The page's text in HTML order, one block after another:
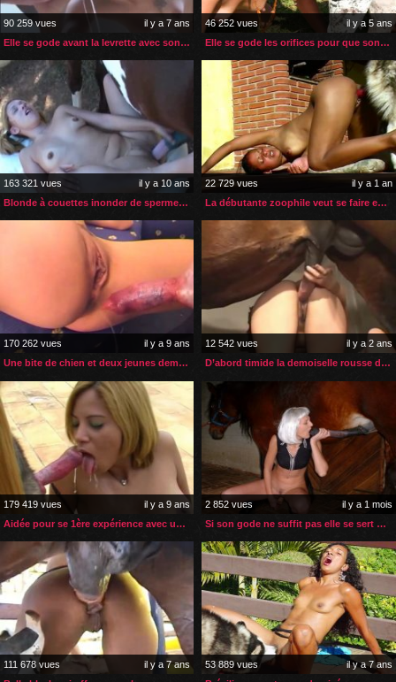
90 259 vues
il y a 7 ans
Elle se gode avant la levrette avec son cheval
46 252 vues
il y a 5 ans
Elle se gode les orifices pour que son chien la nique à fond
163 321 vues
il y a 10 ans
Blonde à couettes inonder de sperme de cheval
22 729 vues
il y a 1 an
La débutante zoophile veut se faire enculer par son chien
170 262 vues
il y a 9 ans
Une bite de chien et deux jeunes demoiselles
12 542 vues
il y a 2 ans
D’abord timide la demoiselle rousse devient vite zoophile
179 419 vues
il y a 9 ans
Aidée pour se 1ère expérience avec un chien
2 852 vues
il y a 1 mois
Si son gode ne suffit pas elle se sert de la bite de son cheval
111 678 vues
il y a 7 ans
53 889 vues
il y a 7 ans